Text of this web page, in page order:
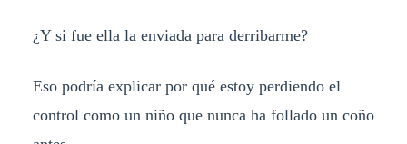
¿Y si fue ella la enviada para derribarme?
Eso podría explicar por qué estoy perdiendo el
control como un niño que nunca ha follado un coño